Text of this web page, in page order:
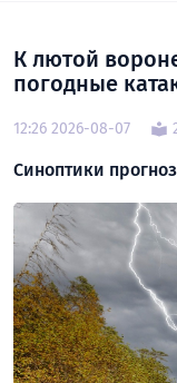
К лютой
погодные
12:26 2026-08-07
Синоптики